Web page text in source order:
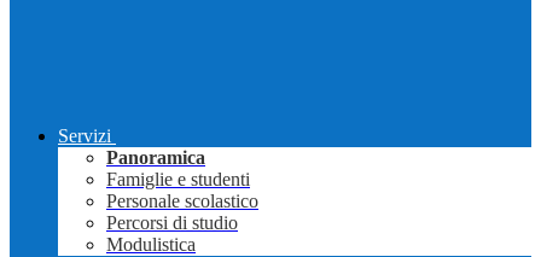
Servizi
Panoramica
Famiglie e studenti
Personale scolastico
Percorsi di studio
Modulistica